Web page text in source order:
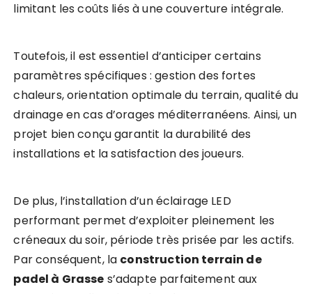
limitant les coûts liés à une couverture intégrale.
Toutefois, il est essentiel d’anticiper certains
paramètres spécifiques : gestion des fortes
chaleurs, orientation optimale du terrain, qualité du
drainage en cas d’orages méditerranéens. Ainsi, un
projet bien conçu garantit la durabilité des
installations et la satisfaction des joueurs.
De plus, l’installation d’un éclairage LED
performant permet d’exploiter pleinement les
créneaux du soir, période très prisée par les actifs.
Par conséquent, la construction terrain de
padel à Grasse s’adapte parfaitement aux